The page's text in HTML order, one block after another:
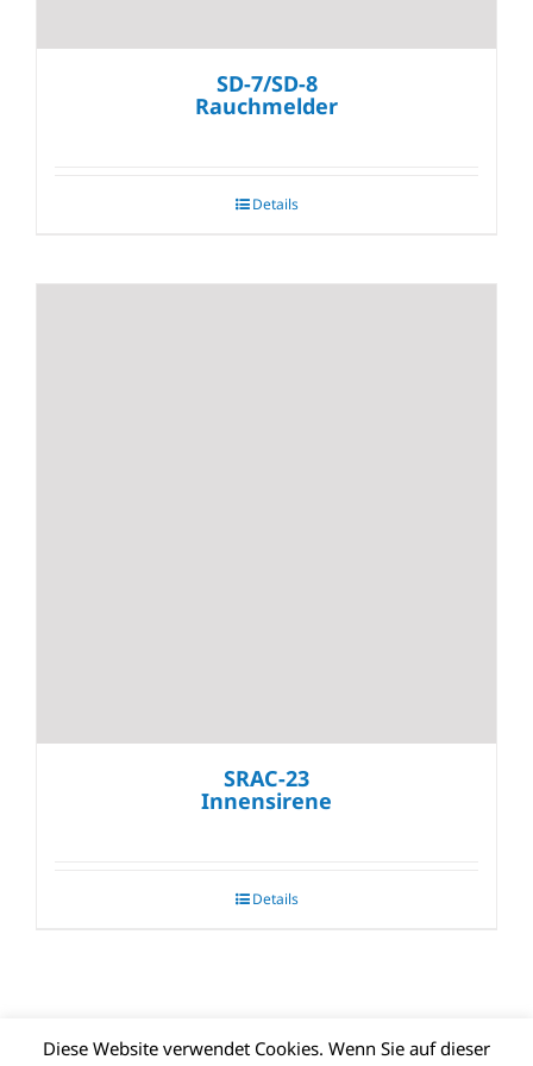
SD-7/SD-8
Rauchmelder
Details
SRAC-23
Innensirene
Details
Diese Website verwendet Cookies. Wenn Sie auf dieser